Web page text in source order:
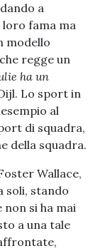
a
loro fama ma
modello
regge un
ha un
Lo sport in
al
di squadra,
della squadra.
Wallace,
soli, stando
non si ha mai
a una tale